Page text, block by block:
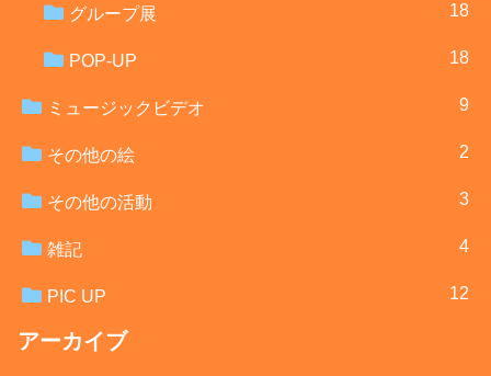
グループ展 18
POP-UP 18
ミュージックビデオ 9
その他の絵 2
その他の活動 3
雑記 4
PIC UP 12
アーカイブ